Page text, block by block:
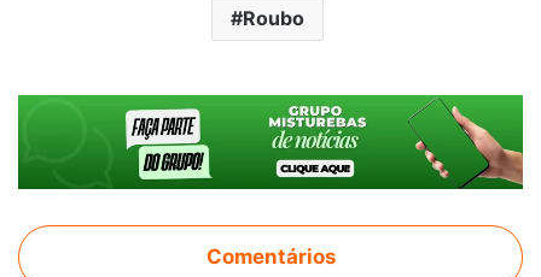
Roubo
Comentários